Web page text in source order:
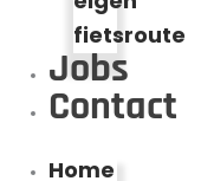
fietsroute
Jobs
Contact
Home